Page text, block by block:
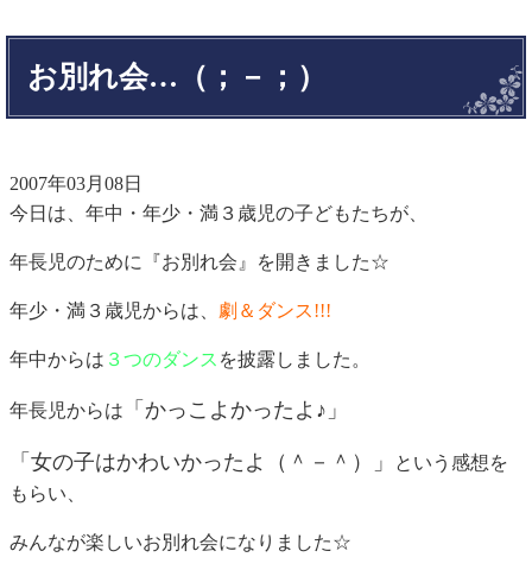
お別れ会…（；－；）
2007年03月08日
今日は、年中・年少・満３歳児の子どもたちが、
年長児のために『お別れ会』を開きました☆
年少・満３歳児からは、 劇＆ダンス!!!
年中からは ３つのダンス を披露しました。
年長児からは 「かっこよかったよ♪」
「女の子はかわいかったよ（＾－＾）」
という感想を
もらい、
みんなが楽しいお別れ会になりました☆